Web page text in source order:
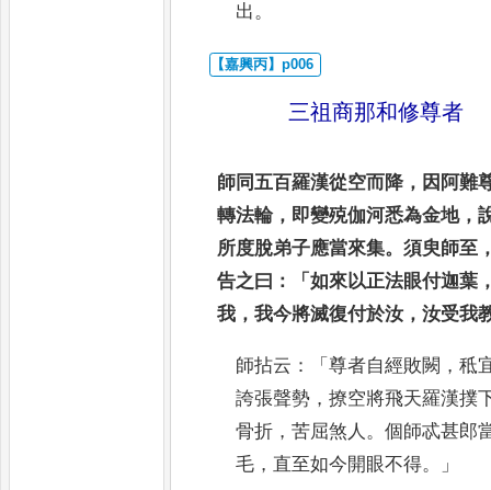
出。
三祖商那和修尊者
師同五百羅漢從空而降， 因阿難
轉法輪， 即變殑伽河悉為金地，
所度脫弟子應當來集。須臾師至
告之曰 ：「如來以正法眼付迦葉
我 ，我今將滅復付於汝 ，汝受我
師拈云 ：「尊者自經敗闕 ，秪
誇張聲勢 ，撩空將飛天羅漢撲
骨折 ，苦屈煞人 。個師忒甚郎
毛 ， 直至如今開眼不得。」